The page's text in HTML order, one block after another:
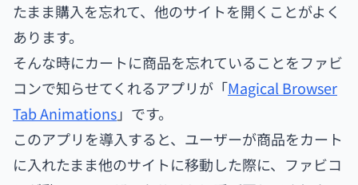
たまま購入を忘れて、他のサイトを開くことがよく
あります。
そんな時にカートに商品を忘れていることをファビ
コンで知らせてくれるアプリが「Magical Browser
Tab Animations」です。
このアプリを導入すると、ユーザーが商品をカート
に入れたまま他のサイトに移動した際に、ファビコ